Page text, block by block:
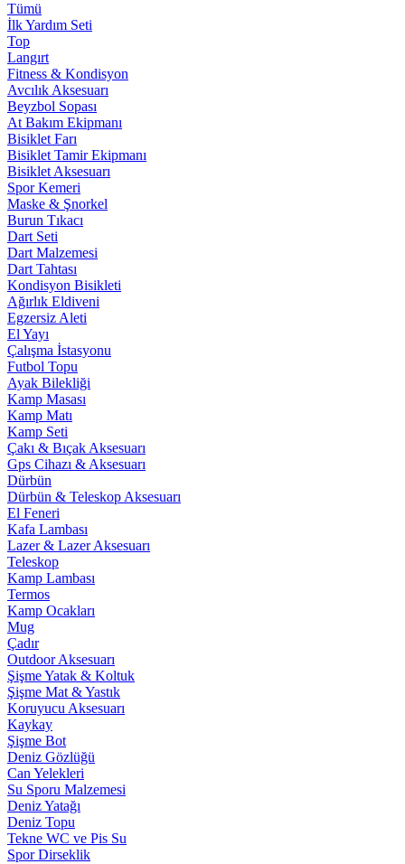
Tümü
İlk Yardım Seti
Top
Langırt
Fitness & Kondisyon
Avcılık Aksesuarı
Beyzbol Sopası
At Bakım Ekipmanı
Bisiklet Farı
Bisiklet Tamir Ekipmanı
Bisiklet Aksesuarı
Spor Kemeri
Maske & Şnorkel
Burun Tıkacı
Dart Seti
Dart Malzemesi
Dart Tahtası
Kondisyon Bisikleti
Ağırlık Eldiveni
Egzersiz Aleti
El Yayı
Çalışma İstasyonu
Futbol Topu
Ayak Bilekliği
Kamp Masası
Kamp Matı
Kamp Seti
Çakı & Bıçak Aksesuarı
Gps Cihazı & Aksesuarı
Dürbün
Dürbün & Teleskop Aksesuarı
El Feneri
Kafa Lambası
Lazer & Lazer Aksesuarı
Teleskop
Kamp Lambası
Termos
Kamp Ocakları
Mug
Çadır
Outdoor Aksesuarı
Şişme Yatak & Koltuk
Şişme Mat & Yastık
Koruyucu Aksesuarı
Kaykay
Şişme Bot
Deniz Gözlüğü
Can Yelekleri
Su Sporu Malzemesi
Deniz Yatağı
Deniz Topu
Tekne WC ve Pis Su
Spor Dirseklik